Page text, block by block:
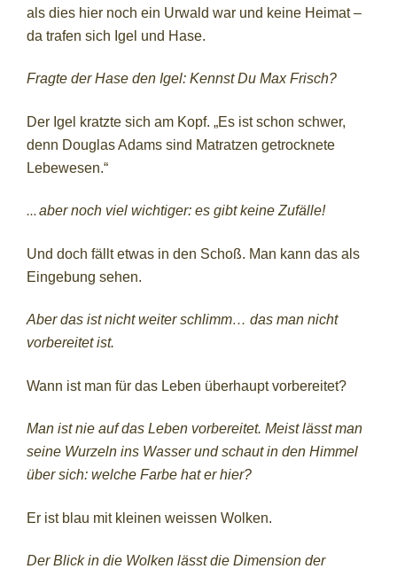
als dies hier noch ein Urwald war und keine Heimat –
da trafen sich Igel und Hase.
Fragte der Hase den Igel: Kennst Du Max Frisch?
Der Igel kratzte sich am Kopf. „Es ist schon schwer,
denn Douglas Adams sind Matratzen getrocknete
Lebewesen.“
…aber noch viel wichtiger: es gibt keine Zufälle!
Und doch fällt etwas in den Schoß. Man kann das als
Eingebung sehen.
Aber das ist nicht weiter schlimm… das man nicht
vorbereitet ist.
Wann ist man für das Leben überhaupt vorbereitet?
Man ist nie auf das Leben vorbereitet. Meist lässt man
seine Wurzeln ins Wasser und schaut in den Himmel
über sich: welche Farbe hat er hier?
Er ist blau mit kleinen weissen Wolken.
Der Blick in die Wolken lässt die Dimension der